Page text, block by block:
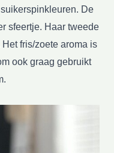
De
sfeertje. Haar tweede
fris/zoete aroma is
ook graag gebruikt